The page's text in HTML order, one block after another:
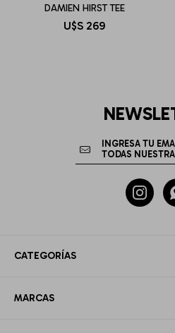
DAMIEN HIRST TEE
U$S 269
CATEGORÍAS
MARCAS
